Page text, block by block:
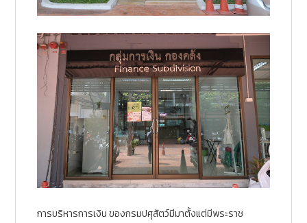
การบริหารการเงิน ของกรมปศุสัตว์มีมาตั้งแต่มีพระราช